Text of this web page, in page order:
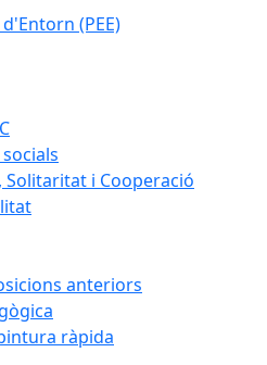
(PEE)
Solitaritat i Cooperació
anteriors
ràpida